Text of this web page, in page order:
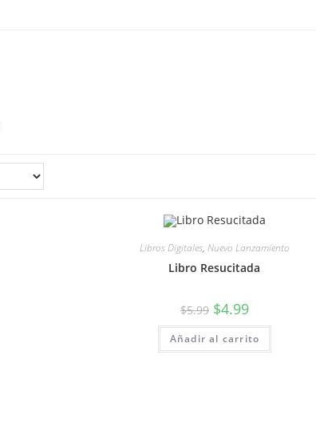
Libros Digitales, Nuevo Lanzamiento
Libro Resucitada
$5.99 $4.99
Añadir al carrito